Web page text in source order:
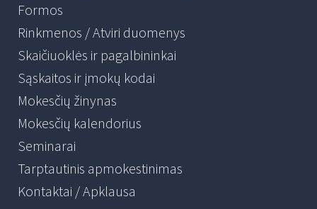
Formos
Rinkmenos / Atviri duomenys
Skaičiuoklės ir pagalbininkai
Sąskaitos ir įmokų kodai
Mokesčių žinynas
Mokesčių kalendorius
Seminarai
Tarptautinis apmokestinimas
Kontaktai / Apklausa